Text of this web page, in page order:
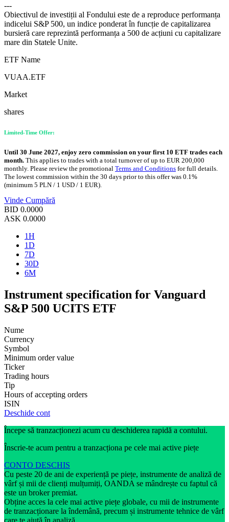
---
Obiectivul de investiții al Fondului este de a reproduce performanța
indicelui S&P 500, un indice ponderat în funcție de capitalizarea
bursieră care reprezintă performanța a 500 de acțiuni cu capitalizare
mare din Statele Unite.
ETF Name
VUAA.ETF
Market
shares
Limited-Time Offer:
Until 30 June 2027, enjoy zero commission on your first 10 ETF trades each
month. This applies to trades with a total turnover of up to EUR 200,000
monthly. Please review the promotional Terms and Conditions for full details.
The lowest commission within the 30 days prior to this offer was 0.1%
(minimum 5 PLN / 1 USD / 1 EUR).
Vinde Cumpără
BID 0.0000
ASK 0.0000
1H
1D
7D
30D
6M
Instrument specification for Vanguard
S&P 500 UCITS ETF
Nume
Currency
Symbol
Minimum order value
Ticker
Trading hours
Tip
Hours of accepting orders
ISIN
Deschide cont
Începe să tranzacționezi acum cu deschiderea rapidă a contului.
Înscrie-te acum pentru a tranzacționa pe cele mai active piețe
CONTO DESCHIS
Cu peste 20 de ani de experiență pe piețe, instrumente de analiză de
vârf și mii de clienți mulțumiți, OANDA se mândrește cu faptul că
este un broker premiat.
Obține acces la cele mai active piețe globale, cu mii de instrumente
de tranzacționare la îndemână, precum și instrumente tehnice de vârf
care te ajută în analiză.